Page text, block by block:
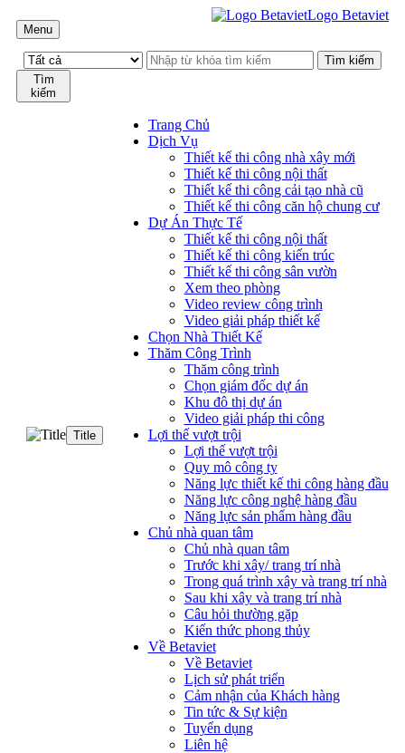
Menu
Logo Betaviet
Tìm
kiếm
Title
Trang Chủ
Dịch Vụ
Thiết kế thi công nhà xây mới
Thiết kế thi công nội thất
Thiết kế thi công cải tạo nhà cũ
Thiết kế thi công căn hộ chung cư
Dự Án Thực Tế
Thiết kế thi công nội thất
Thiết kế thi công kiến trúc
Thiết kế thi công sân vườn
Xem theo phòng
Video review công trình
Video giải pháp thiết kế
Chọn Nhà Thiết Kế
Thăm Công Trình
Thăm công trình
Chọn giám đốc dự án
Khu đô thị dự án
Video giải pháp thi công
Lợi thế vượt trội
Lợi thế vượt trội
Quy mô công ty
Năng lực thiết kế thi công hàng đầu
Năng lực công nghệ hàng đầu
Năng lực sản phẩm hàng đầu
Chủ nhà quan tâm
Chủ nhà quan tâm
Trước khi xây/ trang trí nhà
Trong quá trình xây và trang trí nhà
Sau khi xây và trang trí nhà
Câu hỏi thường gặp
Kiến thức phong thủy
Về Betaviet
Về Betaviet
Lịch sử phát triển
Cảm nhận của Khách hàng
Tin tức & Sự kiện
Tuyển dụng
Liên hệ